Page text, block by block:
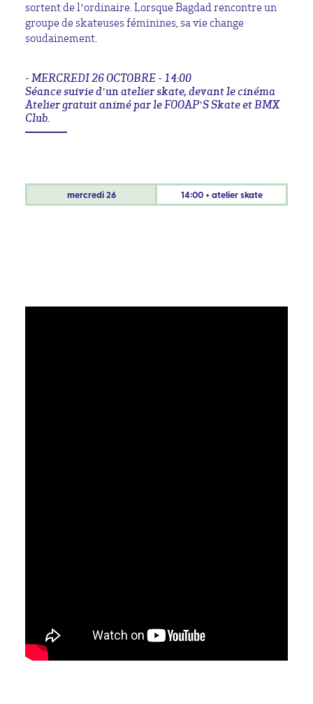
sortent de l’ordinaire. Lorsque Bagdad rencontre un
groupe de skateuses féminines, sa vie change
soudainement.
- MERCREDI 26 OCTOBRE - 14:00
Séance suivie d’un atelier skate, devant le cinéma
Atelier gratuit animé par le FOOAP’S Skate et BMX
Club.
mercredi26 14:00 + atelier skate